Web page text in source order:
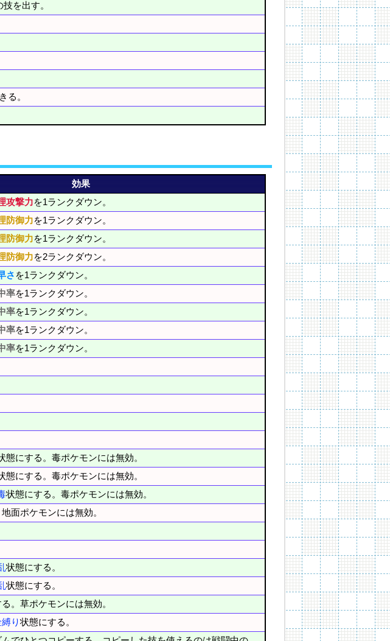
を出す。
る。
効果
攻撃力を1ランクダウン。
防御力を1ランクダウン。
防御力を1ランクダウン。
防御力を2ランクダウン。
さ を1ランクダウン。
率を1ランクダウン。
率を1ランクダウン。
率を1ランクダウン。
率を1ランクダウン。
態にする。毒ポケモンには無効。
態にする。毒ポケモンには無効。
状態にする。毒ポケモンには無効。
面ポケモンには無効。
状態にする。
状態にする。
。草ポケモンには無効。
り状態にする。